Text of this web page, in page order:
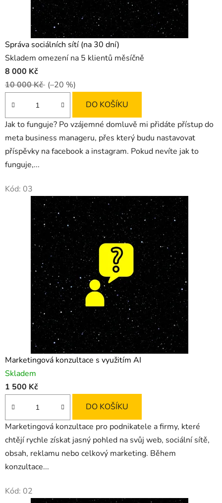
č
n
ě
n
a
s
t
r
m
a
r
k
e
t
i
n
Správa sociálních sítí (na 30 dní)
Skladem omezení na 5 klientů měsíčně
8 000 Kč
10 000 Kč (–20 %)
DO KOŠÍKU
Jak to funguje? Po vzájemné domluvě mi přidáte přístup do
meta business manageru, přes který budu nastavovat
příspěvky na facebook a instagram. Pokud nevíte jak to
funguje,...
Kód: 03
Marketingová konzultace s využitím AI
Skladem
1 500 Kč
DO KOŠÍKU
Marketingová konzultace pro podnikatele a firmy, které
chtějí rychle získat jasný pohled na svůj web, sociální sítě,
obsah, reklamu nebo celkový marketing. Během
konzultace...
Kód: 02